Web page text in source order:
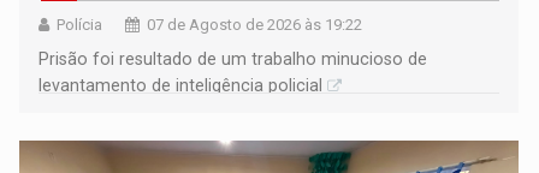
Polícia 07 de Agosto de 2026 às 19:22
Prisão foi resultado de um trabalho minucioso de
levantamento de inteligência policial